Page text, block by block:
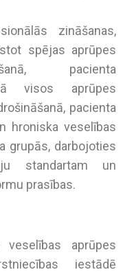
zināšanas,
spējas aprūpes
pacienta
visos aprūpes
pacienta
hroniska veselības
grupās, darbojoties
standartam un
prasības.
aprūpes
iestādē